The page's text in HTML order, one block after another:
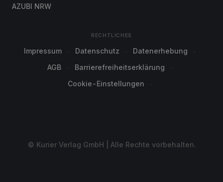
AZUBI NRW
RECHTLICHES
Impressum Datenschutz
Datenerhebung
AGB
Barrierefreiheitserklärung
Cookie-Einstellungen
© Kurier Verlag GmbH | Alle Rechte vorbehalten.